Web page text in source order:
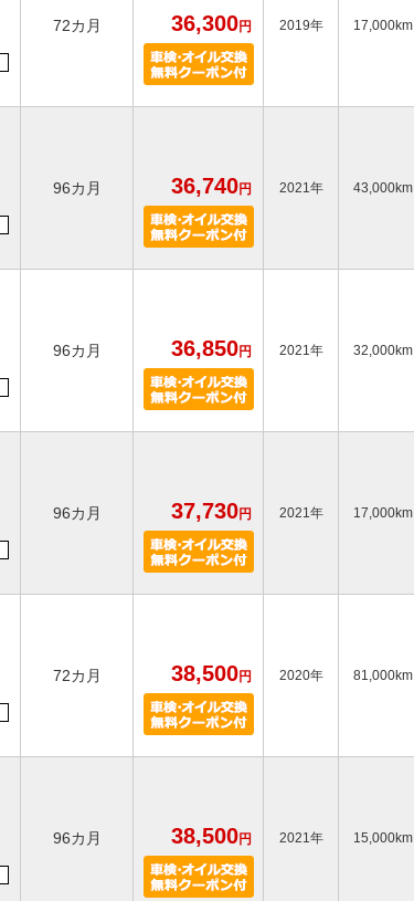
72カ月 36,300円 2019年 17,000km
96カ月 36,740円 2021年 43,000km
96カ月 36,850円 2021年 32,000km
96カ月 37,730円 2021年 17,000km
72カ月 38,500円 2020年 81,000km
96カ月 38,500円 2021年 15,000km